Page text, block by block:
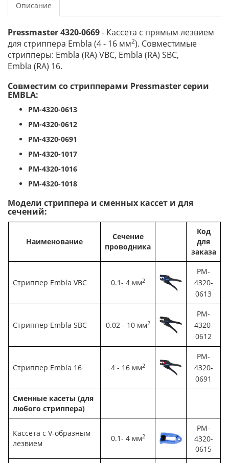
Описание
Pressmaster 4320-0669- Кассета с прямым лезвием
для стриппера Embla (4 - 16 мм2). Совместимые
стрипперы: Embla (RA) VBC, Embla (RA) SBC,
Embla (RA) 16.
Совместим со стрипперами Pressmaster серии
EMBLA:
PM-4320-0613
PM-4320-0612
PM-4320-0691
PM-4320-1017
PM-4320-1016
PM-4320-1018
Модели стриппера и сменных кассет и для
сечений:
Наименование
Сечение
проводника
Код
для
заказа
Стриппер Embla VBC 0.1- 4 мм2
PM-
4320-
0613
Стриппер Embla SBC 0.02 - 10 мм2
PM-
4320-
0612
Стриппер Embla 16 4 - 16 мм2
PM-
4320-
0691
Сменные касеты (для
любого стриппера)
Кассета с V-образным
лезвием
0.1- 4 мм2
PM-
4320-
0615